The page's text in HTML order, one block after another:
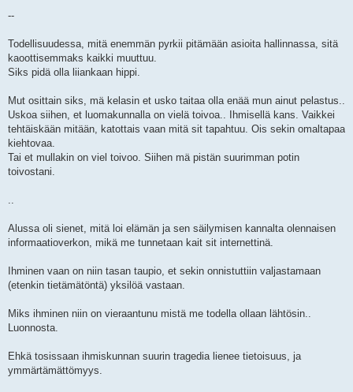
--
Todellisuudessa, mitä enemmän pyrkii pitämään asioita hallinnassa, sitä
kaoottisemmaks kaikki muuttuu.
Siks pidä olla liiankaan hippi.
Mut osittain siks, mä kelasin et usko taitaa olla enää mun ainut pelastus..
Uskoa siihen, et luomakunnalla on vielä toivoa.. Ihmisellä kans. Vaikkei
tehtäiskään mitään, katottais vaan mitä sit tapahtuu. Ois sekin omaltapaa
kiehtovaa.
Tai et mullakin on viel toivoo. Siihen mä pistän suurimman potin
toivostani.
..
Alussa oli sienet, mitä loi elämän ja sen säilymisen kannalta olennaisen
informaatioverkon, mikä me tunnetaan kait sit internettinä.
Ihminen vaan on niin tasan taupio, et sekin onnistuttiin valjastamaan
(etenkin tietämätöntä) yksilöä vastaan.
Miks ihminen niin on vieraantunu mistä me todella ollaan lähtösin..
Luonnosta.
Ehkä tosissaan ihmiskunnan suurin tragedia lienee tietoisuus, ja
ymmärtämättömyys.